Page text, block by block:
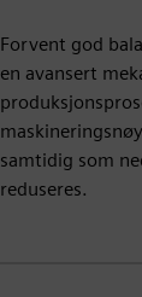
Forvent god
en avansert
samtidig som
reduseres.